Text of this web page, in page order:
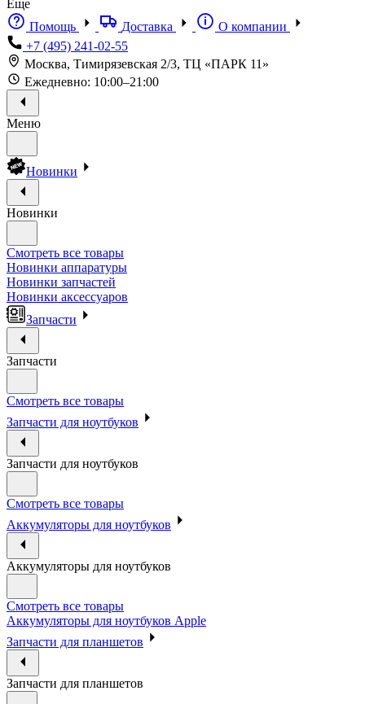
Еще
Помощь
Доставка
О компании
+7 (495) 241-02-55
Москва, Тимирязевская 2/3, ТЦ «ПАРК 11»
Ежедневно: 10:00–21:00
Меню
Новинки
Новинки
Смотреть все товары
Новинки аппаратуры
Новинки запчастей
Новинки аксессуаров
Запчасти
Запчасти
Смотреть все товары
Запчасти для ноутбуков
Запчасти для ноутбуков
Смотреть все товары
Аккумуляторы для ноутбуков
Аккумуляторы для ноутбуков
Смотреть все товары
Аккумуляторы для ноутбуков Apple
Запчасти для планшетов
Запчасти для планшетов